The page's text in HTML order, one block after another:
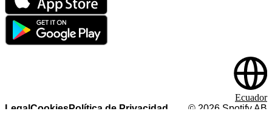
LegalCookiesPolítica de Privacidad © 2026 Spotify AB
Ecuador